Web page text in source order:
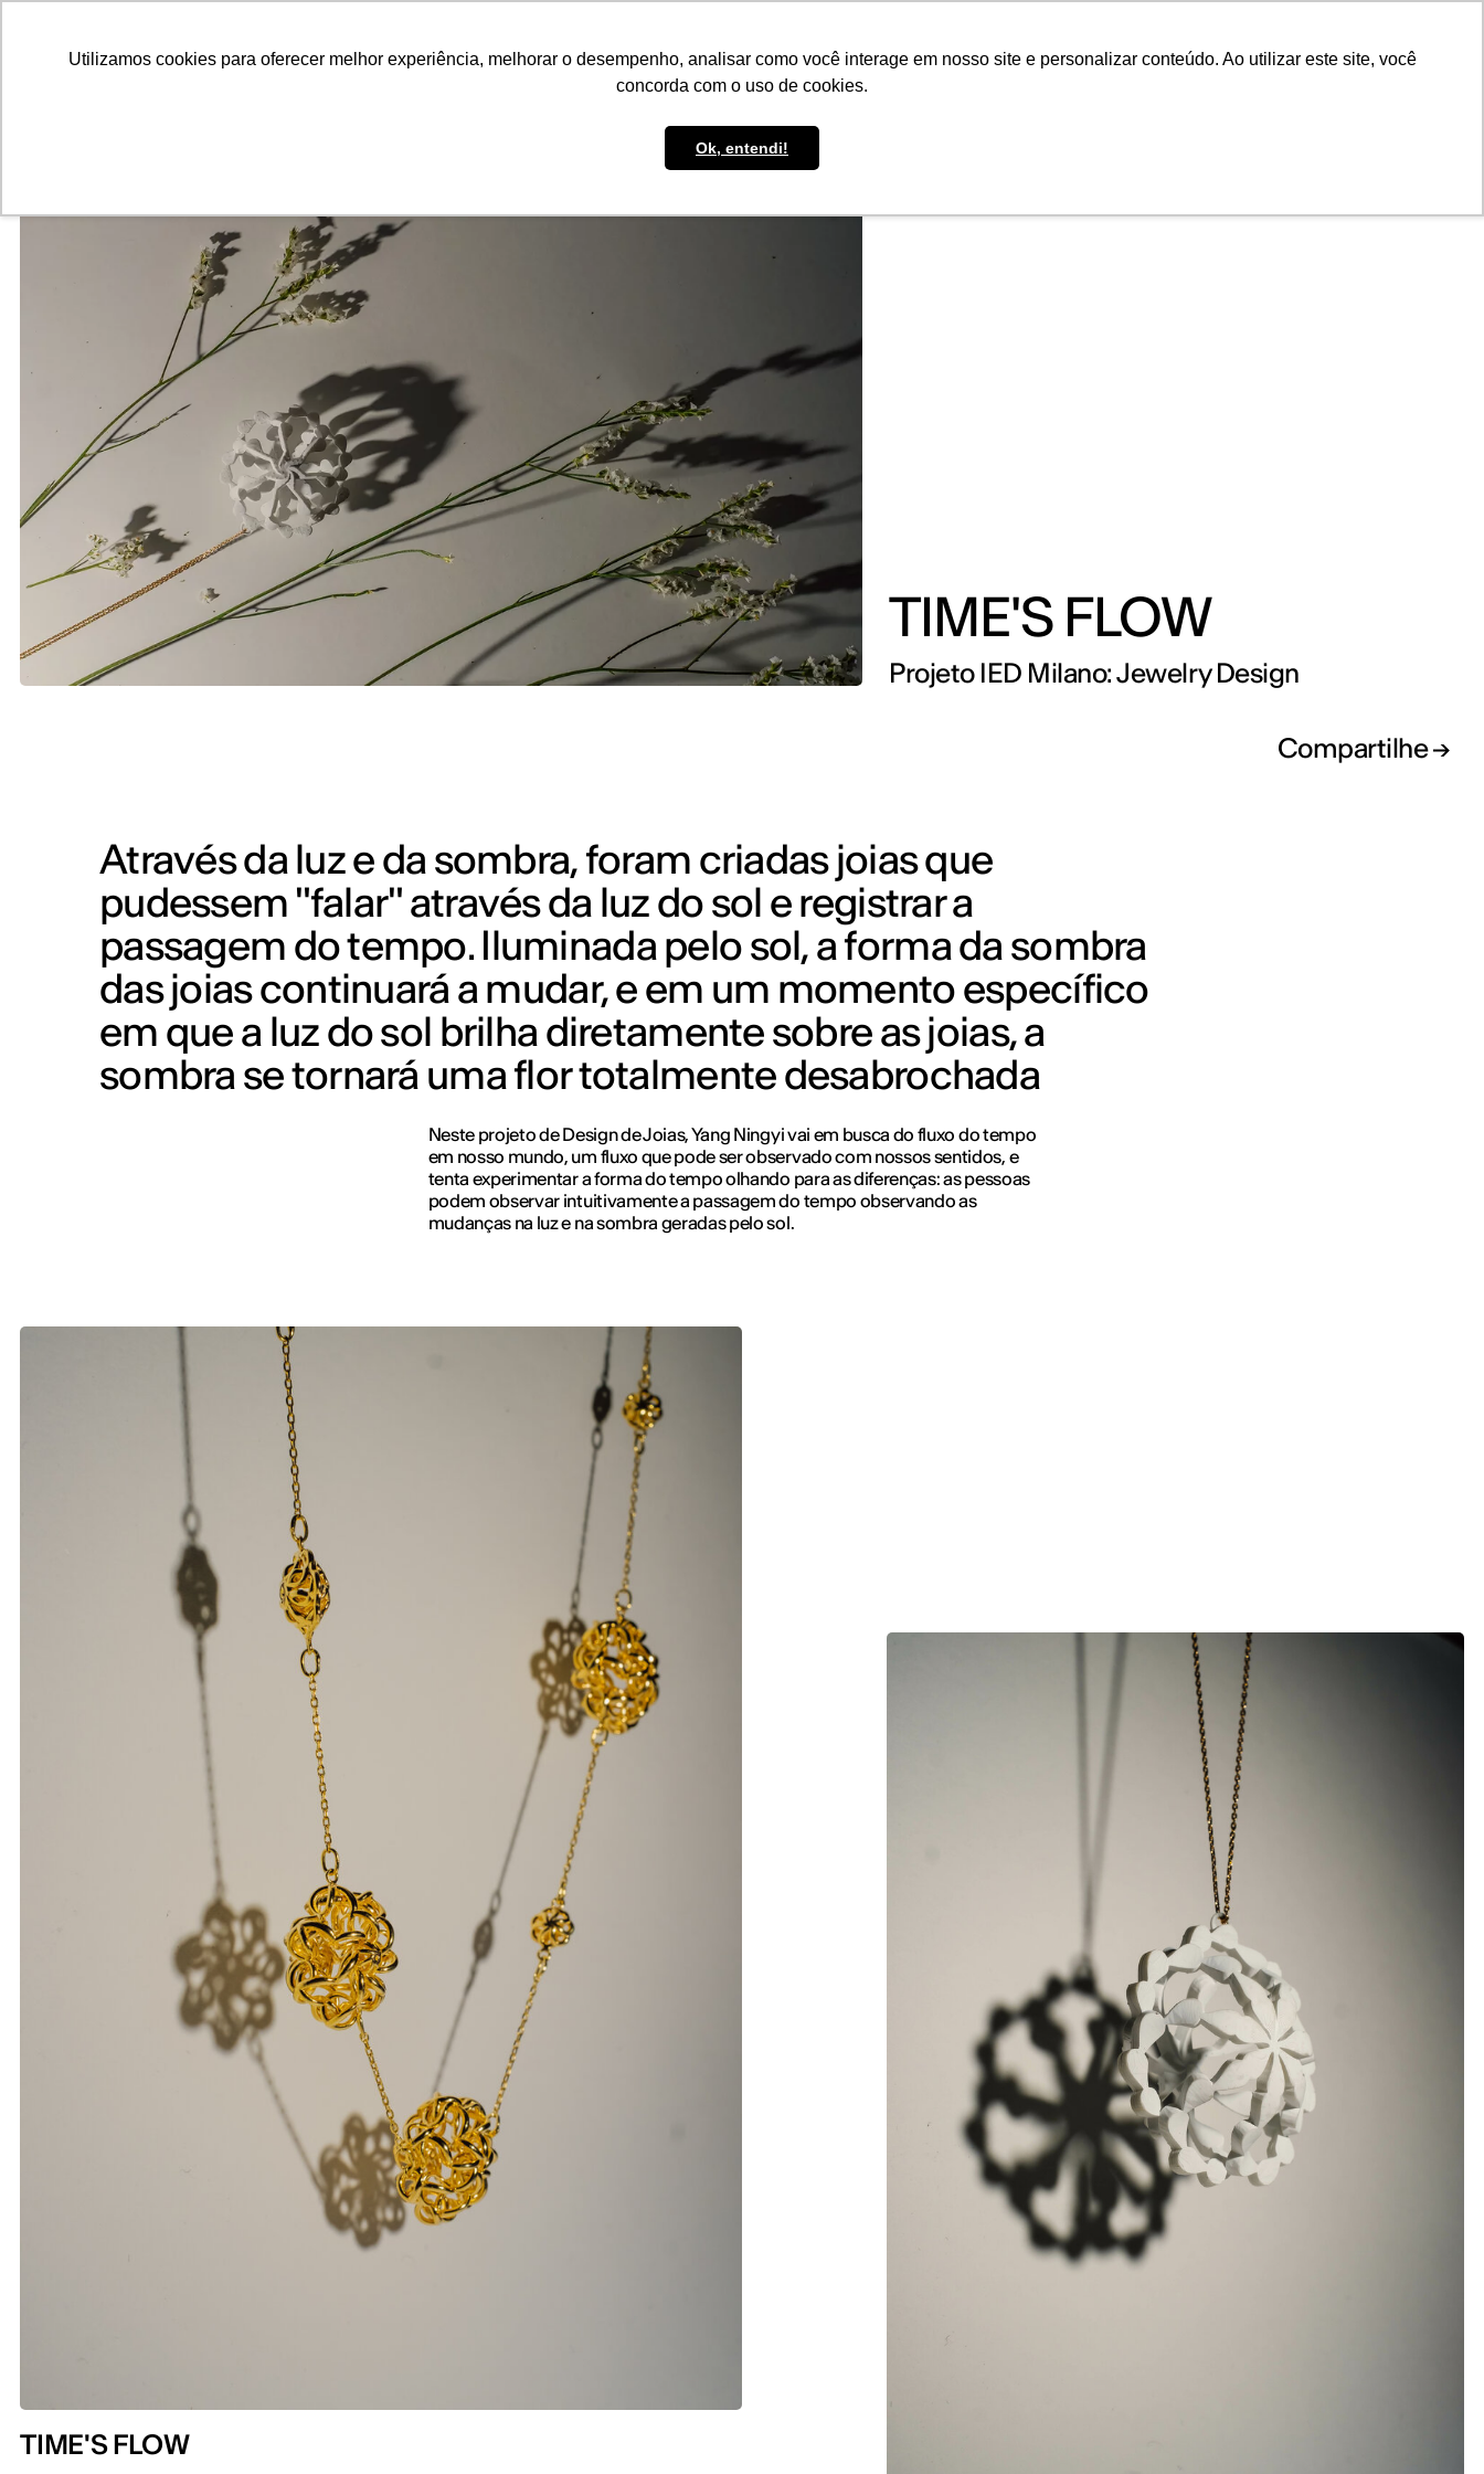
Utilizamos cookies para oferecer melhor experiência, melhorar o desempenho, analisar como você interage em nosso site e personalizar conteúdo. Ao utilizar este site, você
concorda com o uso de cookies.
Ok, entendi!
TIME'S FLOW
Projeto IED Milano: Jewelry Design
Compartilhe
Através da luz e da sombra, foram criadas joias que
pudessem "falar" através da luz do sol e registrar a
passagem do tempo. Iluminada pelo sol, a forma da sombra
das joias continuará a mudar, e em um momento específico
em que a luz do sol brilha diretamente sobre as joias, a
sombra se tornará uma flor totalmente desabrochada
Neste projeto de Design de Joias, Yang Ningyi vai em busca do fluxo do tempo
em nosso mundo, um fluxo que pode ser observado com nossos sentidos, e
tenta experimentar a forma do tempo olhando para as diferenças: as pessoas
podem observar intuitivamente a passagem do tempo observando as
mudanças na luz e na sombra geradas pelo sol.
TIME'S FLOW